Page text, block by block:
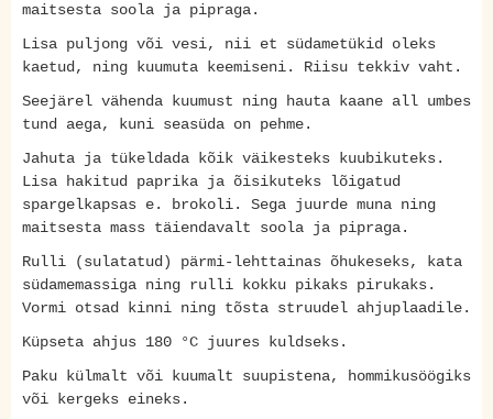
maitsesta soola ja pipraga.
Lisa puljong või vesi, nii et südametükid oleks
kaetud, ning kuumuta keemiseni. Riisu tekkiv vaht.
Seejärel vähenda kuumust ning hauta kaane all umbes
tund aega, kuni seasüda on pehme.
Jahuta ja tükeldada kõik väikesteks kuubikuteks.
Lisa hakitud paprika ja õisikuteks lõigatud
spargelkapsas e. brokoli. Sega juurde muna ning
maitsesta mass täiendavalt soola ja pipraga.
Rulli (sulatatud) pärmi-lehttainas õhukeseks, kata
südamemassiga ning rulli kokku pikaks pirukaks.
Vormi otsad kinni ning tõsta struudel ahjuplaadile.
Küpseta ahjus 180 °C juures kuldseks.
Paku külmalt või kuumalt suupistena, hommikusöögiks
või kergeks eineks.